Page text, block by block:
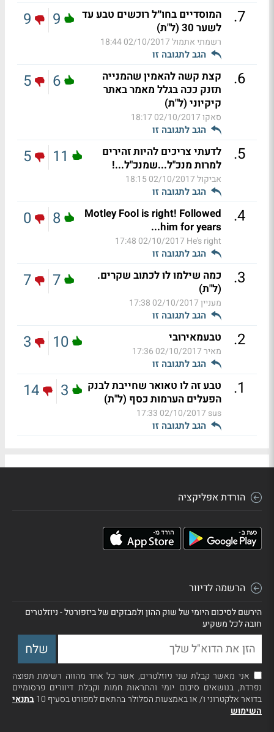
7
.
המוסדיים בחו״ל רוכשים טבע עד
לשער 30 (ל"ת)
רשמתי אתמול02/10/2017 18:44
הגב לתגובה זו
9
9
6
.
קצת קשה להאמין שהמנייה
תזנק ככה בגלל מאמר באתר
קיקיוני (ל"ת)
סאקו02/10/2017 18:17
הגב לתגובה זו
6
5
5
.
לדעתי צריכים להיות זהירים
למרות מנכ"ל...שמנכ"ל...!
אביקול02/10/2017 18:15
הגב לתגובה זו
11
5
4
.
Motley Fool is right! Followed
him for years...
He's right
02/10/2017 17:48
הגב לתגובה זו
8
0
3
.
כמה שילמו לו לכתוב שקרים.
(ל"ת)
מעניין02/10/2017 17:38
הגב לתגובה זו
7
7
2
. טבעמאירובי
מאיר02/10/2017 17:36
הגב לתגובה זו
10
3
1
.
טבע זה לו טאואר שחייבת לבנק
הפעלים הערמות כסף (ל"ת)
sus
02/10/2017 17:33
הגב לתגובה זו
3
14
הורדת אפליקציה
הרשמה לדיוור
הירשם לסיכום היומי של שוק ההון ולמבזקים של ביזפורטל - ניוזלטרים
חובה לכל משקיע
אני מאשר קבלת שני ניוזלטרים, אשר כל אחד מהווה רשימת תפוצה
נפרדת, בנושאים סיכום יומי והתראות חמות וקבלת דיוורים פרסומיים
בדואר אלקטרוני ו/ או באמצעות הסלולר בהתאם למפורט בסעיף 10
בתנאי
השימוש